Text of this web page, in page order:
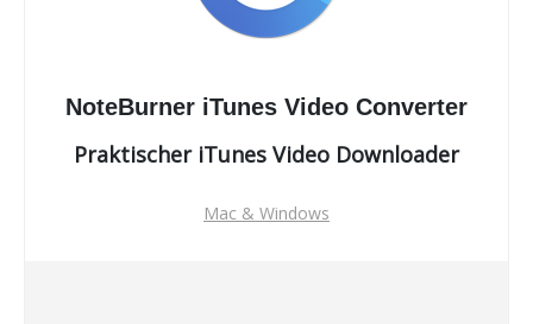
NoteBurner iTunes Video Converter
Praktischer iTunes Video Downloader
Mac & Windows